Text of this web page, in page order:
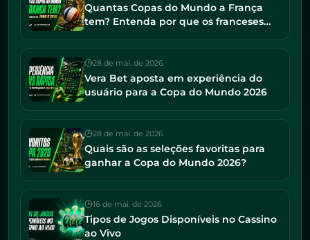
Quantas Copas do Mundo a França
tem? Entenda por que os franceses
28 de mai. de 2026
Vera Bet aposta em experiência do
usuário para a Copa do Mundo 2026
28 de mai. de 2026
Quais são as seleções favoritas para
ganhar a Copa do Mundo 2026?
16 de mai. de 2026
Tipos de Jogos Disponíveis no Cassino
ao Vivo